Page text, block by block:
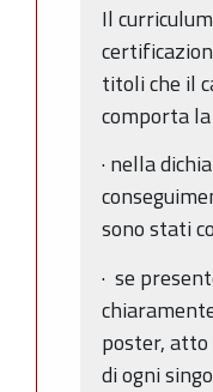
Il
titoli che il
comporta
· nella
sono stati
· se
poster,
di ogni